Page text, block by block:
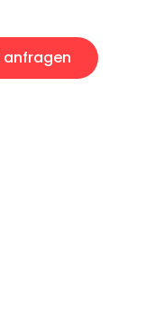
anfragen